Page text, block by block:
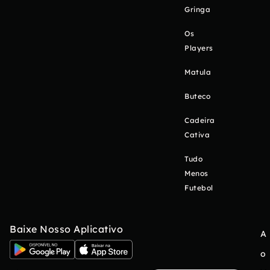
Gringa
Os
Players
Matula
Buteco
Cadeira
Cativa
Tudo
Menos
Futebol
Baixe Nosso Aplicativo
A
o